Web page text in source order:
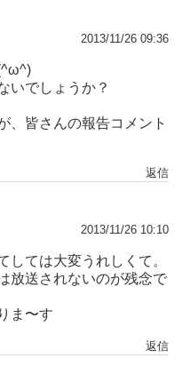
2013/11/26 09:36
いでしょうか？
、皆さんの報告コメント
返信
2013/11/26 10:10
しては大変うれしくて。
放送されないのが残念で
ま〜す
返信